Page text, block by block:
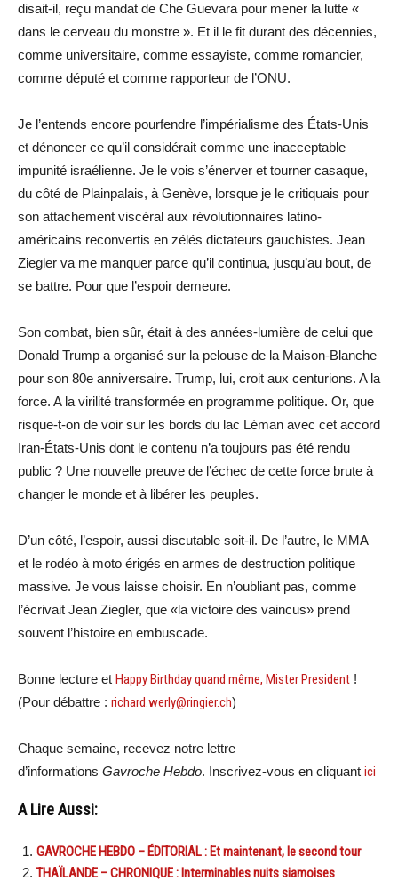
disait-il, reçu mandat de Che Guevara pour mener la lutte «
dans le cerveau du monstre ». Et il le fit durant des décennies,
comme universitaire, comme essayiste, comme romancier,
comme député et comme rapporteur de l’ONU.
Je l’entends encore pourfendre l’impérialisme des États-Unis
et dénoncer ce qu’il considérait comme une inacceptable
impunité israélienne. Je le vois s’énerver et tourner casaque,
du côté de Plainpalais, à Genève, lorsque je le critiquais pour
son attachement viscéral aux révolutionnaires latino-
américains reconvertis en zélés dictateurs gauchistes. Jean
Ziegler va me manquer parce qu’il continua, jusqu’au bout, de
se battre. Pour que l’espoir demeure.
Son combat, bien sûr, était à des années-lumière de celui que
Donald Trump a organisé sur la pelouse de la Maison-Blanche
pour son 80e anniversaire. Trump, lui, croit aux centurions. A la
force. A la virilité transformée en programme politique. Or, que
risque-t-on de voir sur les bords du lac Léman avec cet accord
Iran-États-Unis dont le contenu n’a toujours pas été rendu
public ? Une nouvelle preuve de l’échec de cette force brute à
changer le monde et à libérer les peuples.
D’un côté, l’espoir, aussi discutable soit-il. De l’autre, le MMA
et le rodéo à moto érigés en armes de destruction politique
massive. Je vous laisse choisir. En n’oubliant pas, comme
l’écrivait Jean Ziegler, que «la victoire des vaincus» prend
souvent l’histoire en embuscade.
Bonne lecture et Happy Birthday quand même, Mister President !
(Pour débattre : richard.werly@ringier.ch)
Chaque semaine, recevez notre lettre
d’informations Gavroche Hebdo. Inscrivez-vous en cliquant ici
A Lire Aussi:
GAVROCHE HEBDO – ÉDITORIAL : Et maintenant, le second tour
THAÏLANDE – CHRONIQUE : Interminables nuits siamoises